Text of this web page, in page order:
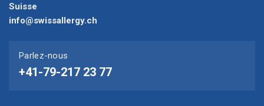
Suisse
info@swissallergy.ch
Parlez-nous
+41-79-217 23 77